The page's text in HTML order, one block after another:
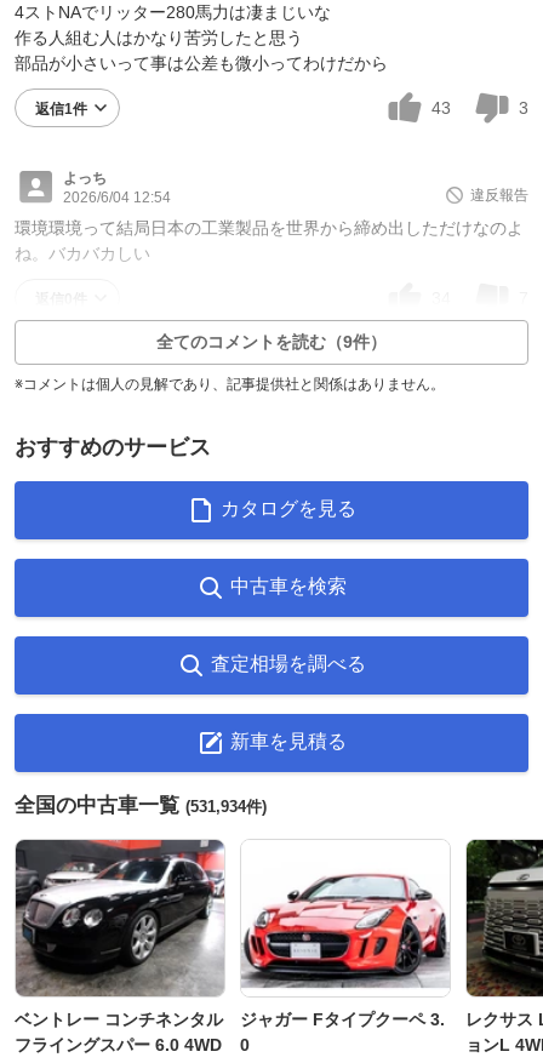
4ストNAでリッター280馬力は凄まじいな
作る人組む人はかなり苦労したと思う
部品が小さいって事は公差も微小ってわけだから
返信1件 43 3
よっち
2026/6/04 12:54
違反報告
環境環境って結局日本の工業製品を世界から締め出しただけなのよ
ね。バカバカしい
全てのコメントを読む（9件）
※コメントは個人の見解であり、記事提供社と関係はありません。
おすすめのサービス
カタログを見る
中古車を検索
査定相場を調べる
新車を見積る
全国の中古車一覧 (531,934件)
ベントレー コンチネンタル
フライングスパー 6.0 4WD
ジャガー Fタイプクーペ 3.
0
レクサス
ョンL